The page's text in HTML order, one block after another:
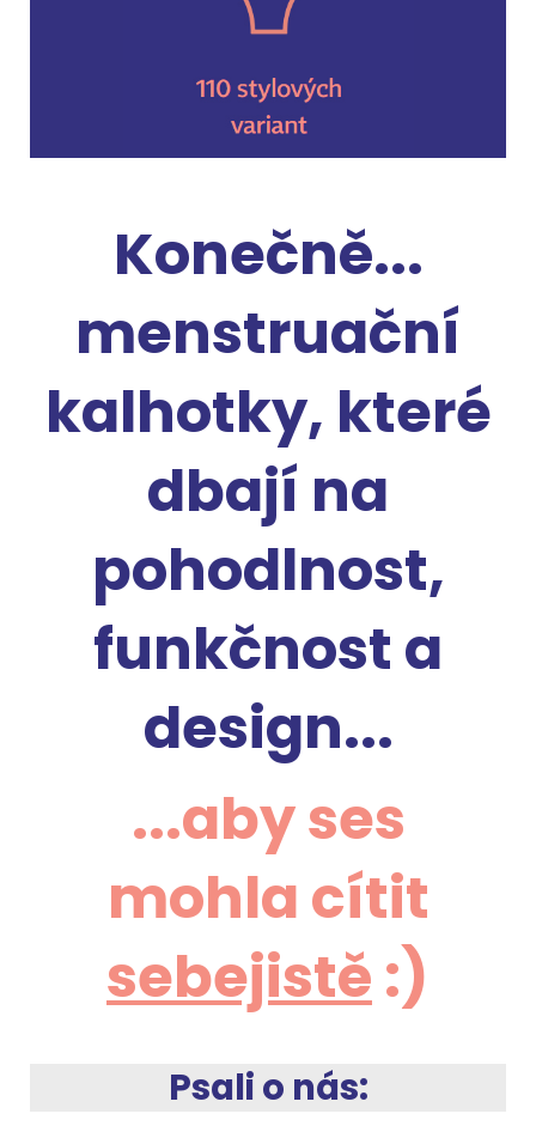
Konečně...
menstruační
kalhotky, které
dbají na
pohodlnost,
funkčnost a
design...
...aby ses
mohla cítit
sebejistě:)
Psali o nás: